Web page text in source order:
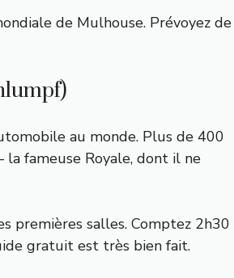
de Mulhouse. Prévoyez de
au monde. Plus de 400
fameuse Royale, dont il ne
premières salles. Comptez 2h30
gratuit est très bien fait.